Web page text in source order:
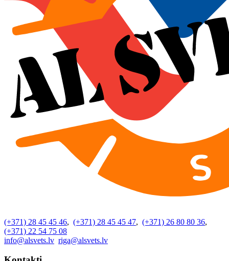
(+371) 28 45 45 46, (+371) 28 45 45 47, (+371) 26 80 80 36,
(+371) 22 54 75 08
info@alsvets.lv riga@alsvets.lv